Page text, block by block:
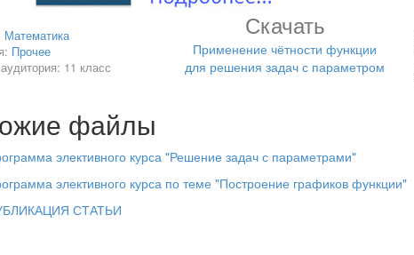
Математика
Прочее
11 класс
Скачать
Применение чётности функции
для решения задач с параметром
файлы
элективного курса "Решение задач с параметрами"
элективного курса по теме "Построение графиков функции"
СТАТЬИ